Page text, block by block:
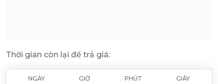
Thời gian còn lại để trả giá:
NGÀY GIỜ PHÚT GIÂY